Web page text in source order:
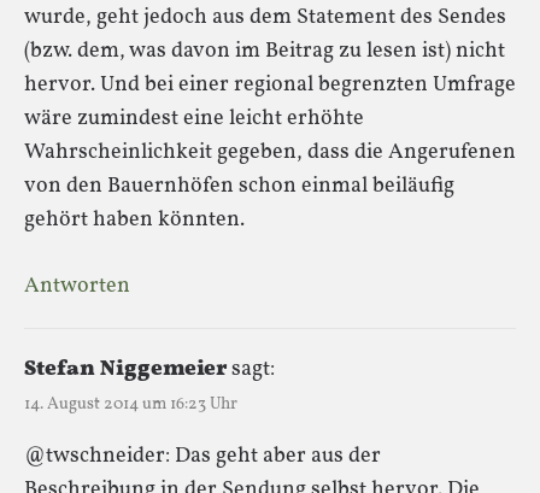
wurde, geht jedoch aus dem Statement des Sendes
(bzw. dem, was davon im Beitrag zu lesen ist) nicht
hervor. Und bei einer regional begrenzten Umfrage
wäre zumindest eine leicht erhöhte
Wahrscheinlichkeit gegeben, dass die Angerufenen
von den Bauernhöfen schon einmal beiläufig
gehört haben könnten.
Antworten
Stefan Niggemeiersagt:
14. August 2014 um 16:23 Uhr
@twschneider: Das geht aber aus der